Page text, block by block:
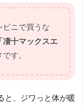
ビニで買うな
凄十マックスエ
す。
と、ジワっと体が暖